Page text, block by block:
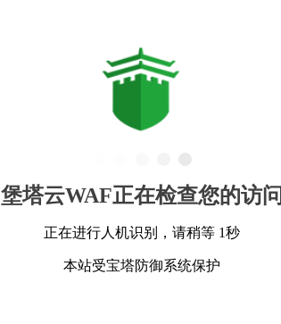
堡塔云WAF正在检查您的访问
正在进行人机识别，请稍等 1秒
本站受宝塔防御系统保护